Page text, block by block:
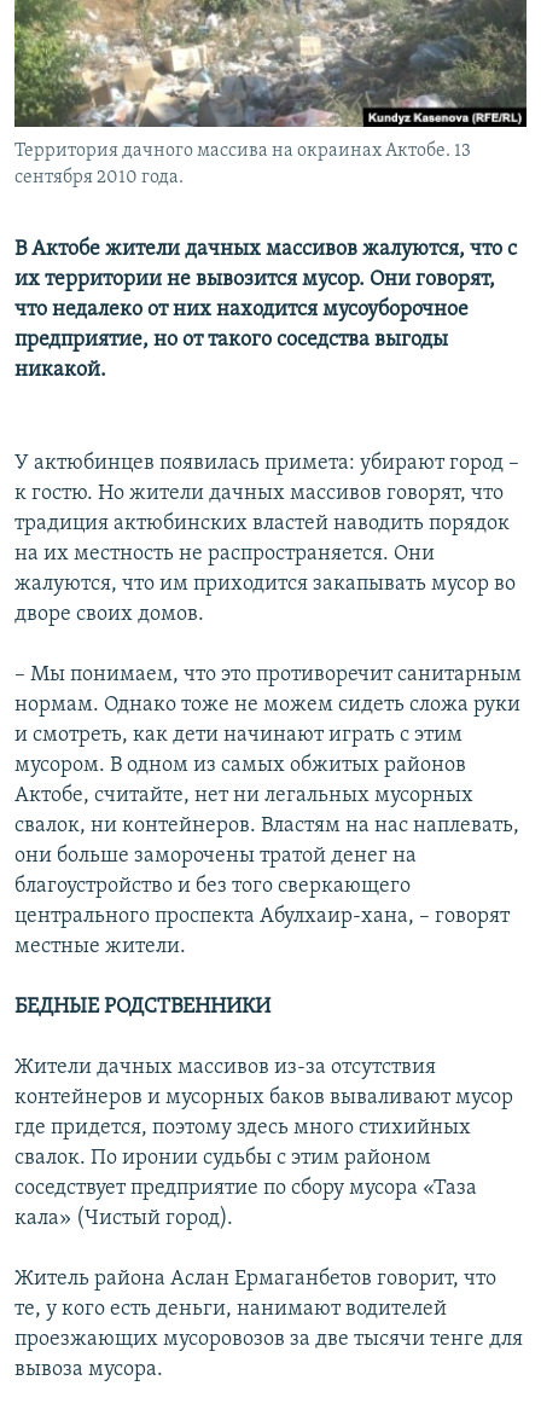
Территория дачного массива на окраинах Актобе. 13
сентября 2010 года.
В Актобе жители дачных массивов жалуются, что с
их территории не вывозится мусор. Они говорят,
что недалеко от них находится мусоуборочное
предприятие, но от такого соседства выгоды
никакой.
У актюбинцев появилась примета: убирают город –
к гостю. Но жители дачных массивов говорят, что
традиция актюбинских властей наводить порядок
на их местность не распространяется. Они
жалуются, что им приходится закапывать мусор во
дворе своих домов.
– Мы понимаем, что это противоречит санитарным
нормам. Однако тоже не можем сидеть сложа руки
и смотреть, как дети начинают играть с этим
мусором. В одном из самых обжитых районов
Актобе, считайте, нет ни легальных мусорных
свалок, ни контейнеров. Властям на нас наплевать,
они больше заморочены тратой денег на
благоустройство и без того сверкающего
центрального проспекта Абулхаир-хана, – говорят
местные жители.
БЕДНЫЕ РОДСТВЕННИКИ
Жители дачных массивов из-за отсутствия
контейнеров и мусорных баков вываливают мусор
где придется, поэтому здесь много стихийных
свалок. По иронии судьбы с этим районом
соседствует предприятие по сбору мусора «Таза
кала» (Чистый город).
Житель района Аслан Ермаганбетов говорит, что
те, у кого есть деньги, нанимают водителей
проезжающих мусоровозов за две тысячи тенге для
вывоза мусора.